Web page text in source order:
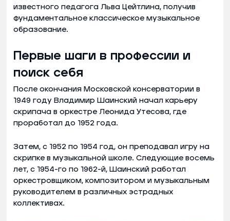
известного педагога Льва Цейтлина, получив
фундаментальное классическое музыкальное
образование.
Первые шаги в профессии и
поиск себя
После окончания Московской консерватории в
1949 году Владимир Шаинский начал карьеру
скрипача в оркестре Леонида Утесова, где
проработал до 1952 года.
Затем, с 1952 по 1954 год, он преподавал игру на
скрипке в музыкальной школе. Следующие восемь
лет, с 1954-го по 1962-й, Шаинский работал
оркестровщиком, композитором и музыкальным
руководителем в различных эстрадных
коллективах.